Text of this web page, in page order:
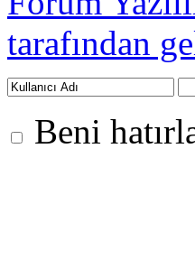
tarafından
Beni